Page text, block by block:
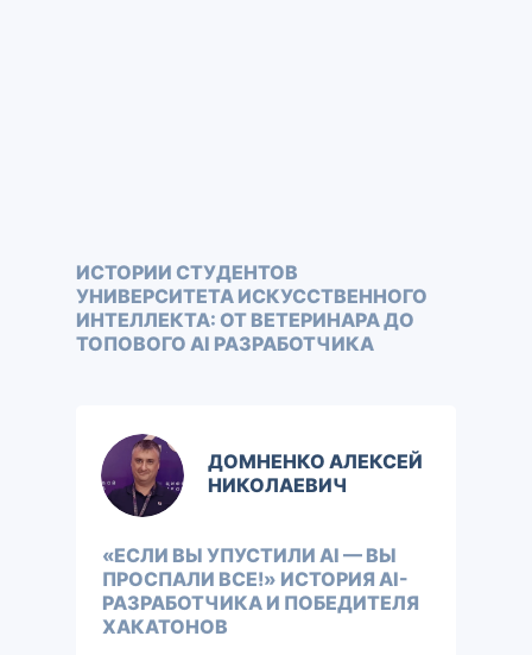
ДОМНЕНКО АЛЕКСЕЙ
НИКОЛАЕВИЧ
«ЕСЛИ ВЫ УПУСТИЛИ AI — ВЫ
ПРОСПАЛИ ВСЕ!» ИСТОРИЯ AI-
РАЗРАБОТЧИКА И ПОБЕДИТЕЛЯ
ХАКАТОНОВ
ИСТОРИИ СТУДЕНТОВ
УНИВЕРСИТЕТА ИСКУССТВЕННОГО
ИНТЕЛЛЕКТА: ОТ ВЕТЕРИНАРА ДО
ТОПОВОГО AI РАЗРАБОТЧИКА